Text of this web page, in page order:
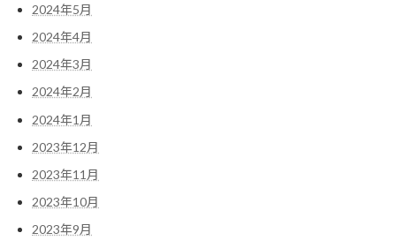
2024年5月
2024年4月
2024年3月
2024年2月
2024年1月
2023年12月
2023年11月
2023年10月
2023年9月